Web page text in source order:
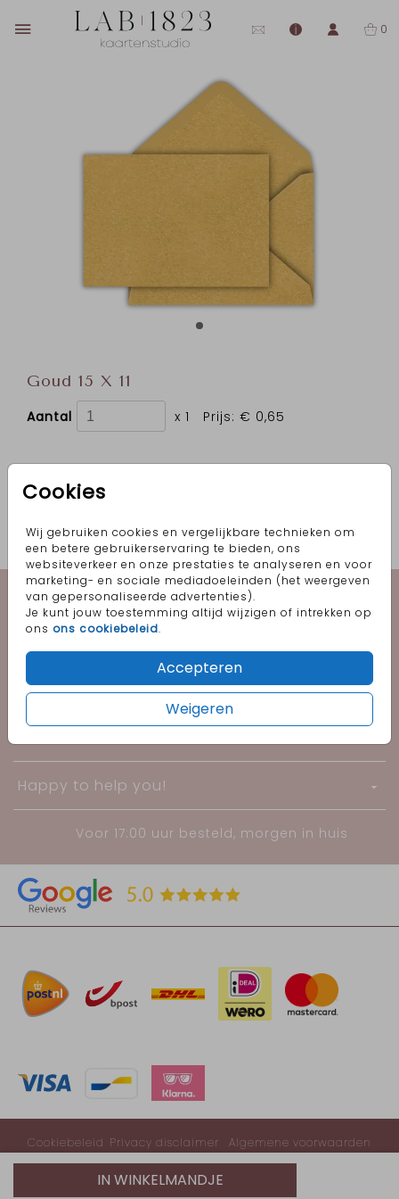
0
Cookies
Wij gebruiken cookies en vergelijkbare technieken om
een betere gebruikerservaring te bieden, ons
websiteverkeer en onze prestaties te analyseren en voor
marketing- en sociale mediadoeleinden (het weergeven
van gepersonaliseerde advertenties).
Je kunt jouw toestemming altijd wijzigen of intrekken op
ons ons cookiebeleid.
Accepteren
Weigeren
Goud 15 X 11
Aantal x 1 Prijs: € 0,65
IN WINKELMANDJE
OMSCHRIJVING
Prijs:€ 0,65 per 1
Geboorte
Informatie
Happy to help you!
Voor 17:00 uur besteld, morgen in huis
Cookiebeleid Privacy disclaimer
Algemene voorwaarden
© 2020-2026 Lab 1823